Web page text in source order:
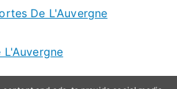
De L'Auvergne
L'Auvergne